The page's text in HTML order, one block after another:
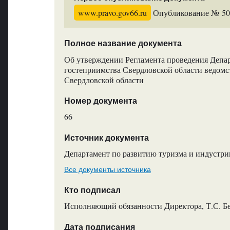
www.pravo.gov66.ru Опубликование №
Полное название документа
Об утверждении Регламента проведения
гостеприимства Свердловской области
Свердловской области
Номер документа
66
Источник документа
Департамент по развитию туризма и
Все документы источника
Кто подписал
Исполняющий обязанности Директора, Т.С.
Дата подписания